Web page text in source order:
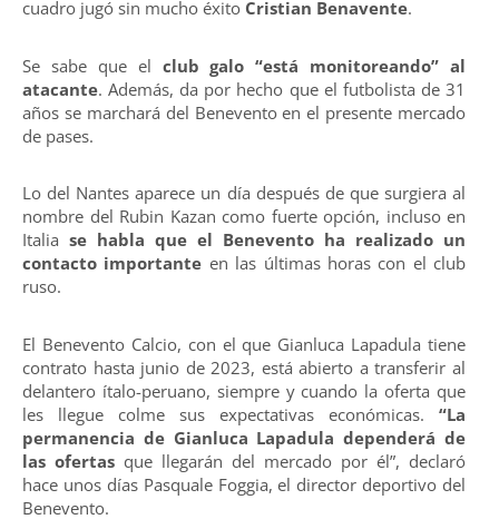
cuadro jugó sin mucho éxito Cristian Benavente.
Se sabe que el club galo “está monitoreando” al
atacante. Además, da por hecho que el futbolista de 31
años se marchará del Benevento en el presente mercado
de pases.
Lo del Nantes aparece un día después de que surgiera al
nombre del Rubin Kazan como fuerte opción, incluso en
Italia se habla que el Benevento ha realizado un
contacto importante en las últimas horas con el club
ruso.
El Benevento Calcio, con el que Gianluca Lapadula tiene
contrato hasta junio de 2023, está abierto a transferir al
delantero ítalo-peruano, siempre y cuando la oferta que
les llegue colme sus expectativas económicas. “La
permanencia de Gianluca Lapadula dependerá de
las ofertas que llegarán del mercado por él”, declaró
hace unos días Pasquale Foggia, el director deportivo del
Benevento.